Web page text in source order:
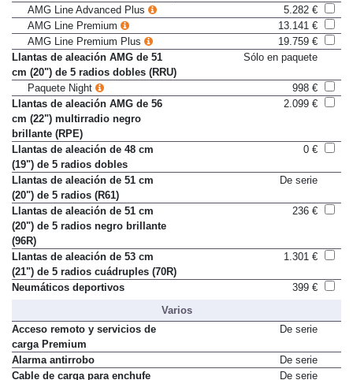
cm (20") de 5 radios dobles (RRT)
AMG Line Advanced Plus
5.282 €
AMG Line Premium
13.141 €
AMG Line Premium Plus
19.759 €
Llantas de aleación AMG de 51
cm (20") de 5 radios dobles (RRU)
Paquete Night
998 €
Llantas de aleación AMG de 56
cm (22") multirradio negro
brillante (RPE)
Llantas de aleación de 48 cm
(19") de 5 radios dobles
Llantas de aleación de 51 cm
(20") de 5 radios (R61)
Llantas de aleación de 51 cm
(20") de 5 radios negro brillante
(96R)
Llantas de aleación de 53 cm
(21") de 5 radios cuádruples (70R)
Varios
Acceso remoto y servicios de
carga Premium
Alarma antirrobo
De serie